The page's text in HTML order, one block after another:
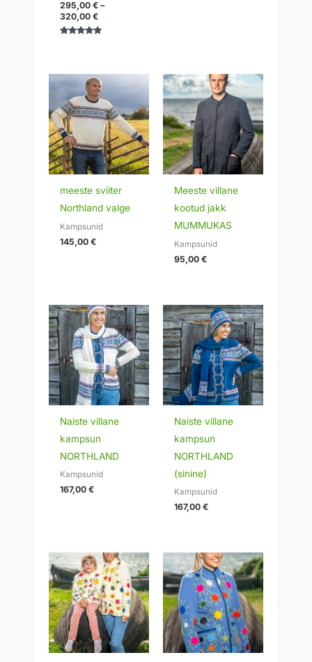
295,00€ –
320,00€
meeste sviiter
Northland valge
Kampsunid
145,00€
Meeste villane
kootud jakk
MUMMUKAS
Kampsunid
95,00€
Naiste villane
kampsun
NORTHLAND
Kampsunid
167,00€
Naiste villane
kampsun
NORTHLAND
(sinine)
Kampsunid
167,00€